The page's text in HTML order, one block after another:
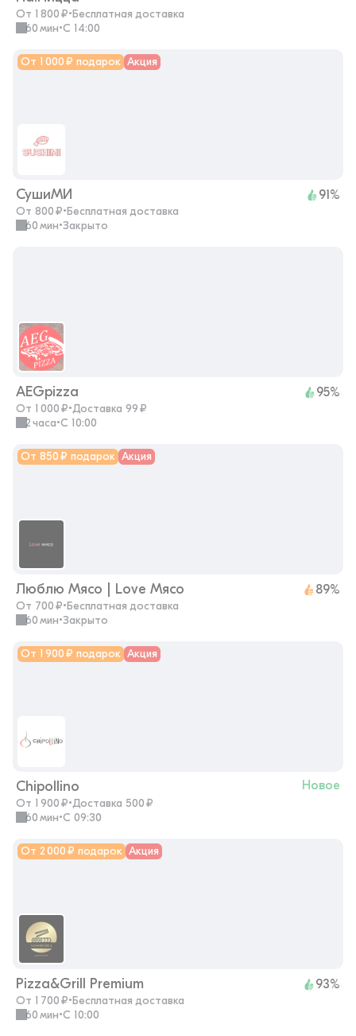
От 1 800 ₽•Бесплатная доставка
60 мин• с 14:00
От 1 000 ₽ подарок Акция
СушиМИ 91%
От 800 ₽•Бесплатная доставка
60 мин• закрыто
AEGpizza 95%
От 1 000 ₽•Доставка 99 ₽
2 часа• с 10:00
От 850 ₽ подарок Акция
Люблю Мясо | Love Мясо 89%
От 700 ₽•Бесплатная доставка
60 мин• закрыто
От 1 900 ₽ подарок Акция
Chipollino Новое
От 1 900 ₽•Доставка 500 ₽
60 мин• с 09:30
От 2 000 ₽ подарок Акция
Pizza&Grill Premium 93%
От 1 700 ₽•Бесплатная доставка
60 мин• с 10:00